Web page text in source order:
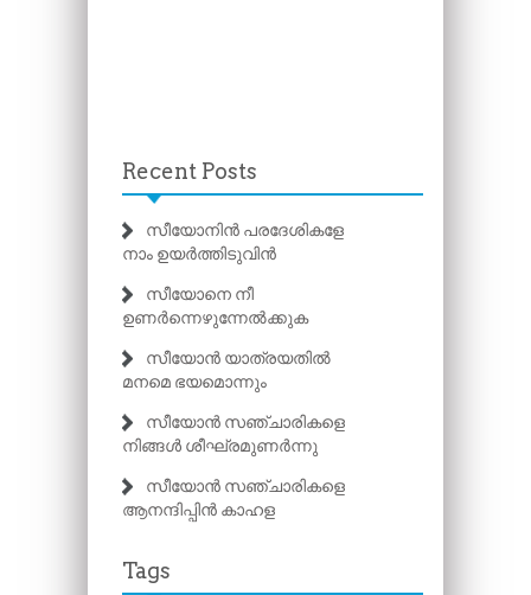
Recent Posts
സീയോനിൻ പരദേശികളേ
നാം ഉയർത്തിടുവിൻ
സീയോനെ നീ
ഉണർന്നെഴുന്നേൽക്കുക
സീയോൻ യാത്രയതിൽ
മനമെ ഭയമൊന്നും
സീയോൻ സഞ്ചാരികളെ
നിങ്ങൾ ശീഘ്രമുണർന്നു
സീയോൻ സഞ്ചാരികളെ
ആനന്ദിപ്പിൻ കാഹള
Tags